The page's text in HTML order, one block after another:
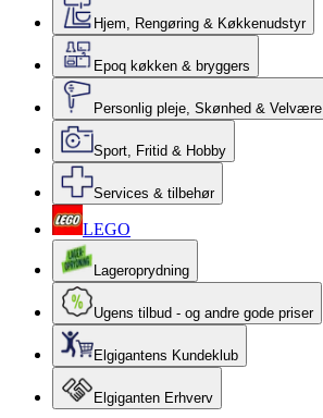
Hjem, Rengøring & Køkkenudstyr
Epoq køkken & bryggers
Personlig pleje, Skønhed & Velvære
Sport, Fritid & Hobby
Services & tilbehør
LEGO
Lageroprydning
Ugens tilbud - og andre gode priser
Elgigantens Kundeklub
Elgiganten Erhverv